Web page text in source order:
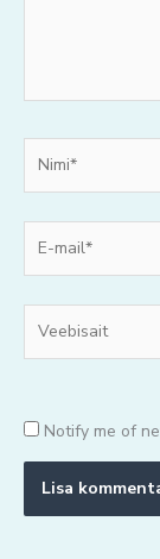
mail*
Notify me of